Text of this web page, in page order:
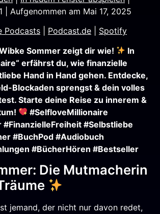
Podcast.de
Aufgenommen am Mai 17, 2025
Podcasts Podcast.de
Spotify
Sommer zeigt dir wie!
In
erfährst du, wie finanzielle
Hand in Hand gehen. Entdecke,
Blockaden sprengst & dein volles
Starte deine Reise zu innerem &
#SelfloveMillionaire
#FinanzielleFreiheit #Selbstliebe
#BuchPod #Audiobuch
#BücherHören #Bestseller
Die Mutmacherin
jemand, der nicht nur davon redet,